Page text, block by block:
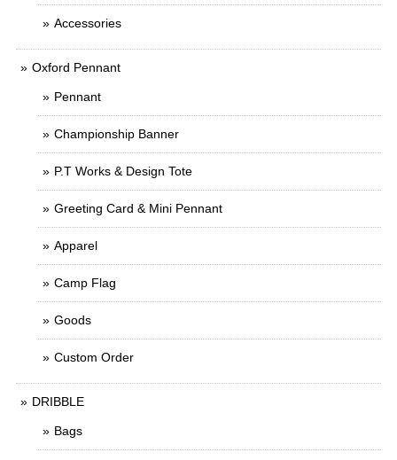
Accessories
Oxford Pennant
Pennant
Championship Banner
P.T Works & Design Tote
Greeting Card & Mini Pennant
Apparel
Camp Flag
Goods
Custom Order
DRIBBLE
Bags